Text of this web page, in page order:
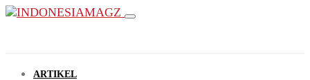
ARTIKEL